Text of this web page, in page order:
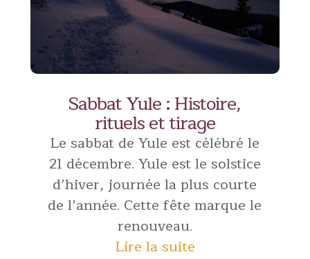
Sabbat Yule : Histoire,
rituels et tirage
Le sabbat de Yule est célébré le
21 décembre. Yule est le solstice
d’hiver, journée la plus courte
de l’année. Cette fête marque le
renouveau.
Lire la suite